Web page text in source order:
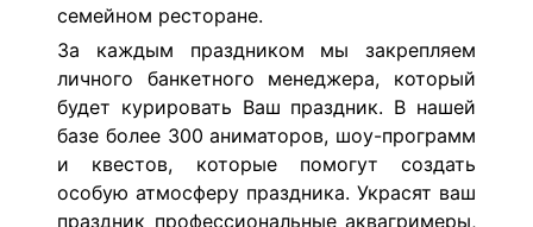
семейном ресторане.
За каждым праздником мы закрепляем
личного банкетного менеджера, который
будет курировать Ваш праздник. В нашей
базе более 300 аниматоров, шоу-программ
и квестов, которые помогут создать
особую атмосферу праздника. Украсят ваш
праздник профессиональные аквагримеры,